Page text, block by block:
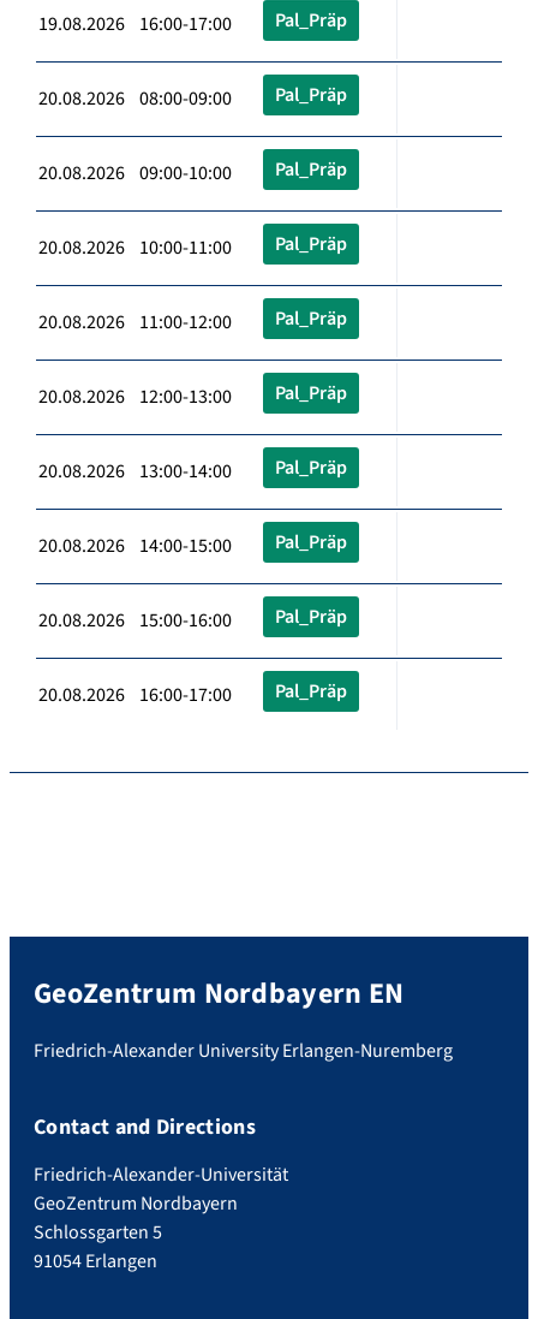
19.08.2026 16:00-17:00 Pal_Präp
20.08.2026 08:00-09:00 Pal_Präp
20.08.2026 09:00-10:00 Pal_Präp
20.08.2026 10:00-11:00 Pal_Präp
20.08.2026 11:00-12:00 Pal_Präp
20.08.2026 12:00-13:00 Pal_Präp
20.08.2026 13:00-14:00 Pal_Präp
20.08.2026 14:00-15:00 Pal_Präp
20.08.2026 15:00-16:00 Pal_Präp
20.08.2026 16:00-17:00 Pal_Präp
GeoZentrum Nordbayern EN
Friedrich-Alexander University Erlangen-Nuremberg
Contact and Directions
Friedrich-Alexander-Universität
GeoZentrum Nordbayern
Schlossgarten 5
91054 Erlangen